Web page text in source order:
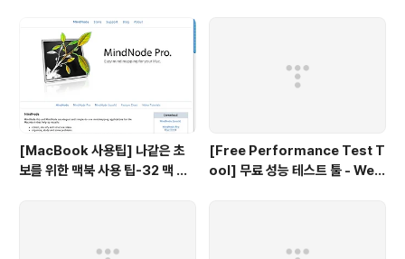
[MacBook 사용팁] 나같은 초
보를 위한 맥북 사용 팁-32 맥 사
[Free Performance Test T
ool] 무료 성능 테스트 툴 - Web